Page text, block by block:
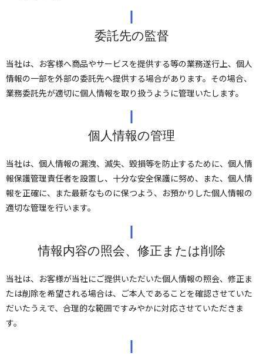
委託先の監督
当社は、お客様へ商品やサービスを提供する等の業務遂行上、個人
情報の一部を外部の委託先へ提供する場合があります。その場合、
業務委託先が適切に個人情報を取り扱うように管理いたします。
個人情報の管理
当社は、個人情報の漏洩、滅失、毀損等を防止するために、個人情
報保護管理責任者を設置し、十分な安全保護に努め、また、個人情
報を正確に、また最新なものに保つよう、お預かりした個人情報の
適切な管理を行います。
情報内容の照会、修正または削除
当社は、お客様が当社にご提供いただいた個人情報の照会、修正ま
たは削除を希望される場合は、ご本人であることを確認させていた
だいたうえで、合理的な範囲ですみやかに対応させていただきま
す。